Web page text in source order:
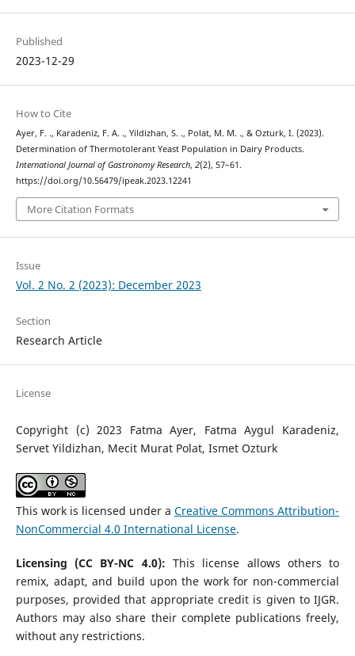
Published
2023-12-29
How to Cite
Ayer, F. ., Karadeniz, F. A. ., Yildizhan, S. ., Polat, M. M. ., & Ozturk, I. (2023).
Determination of Thermotolerant Yeast Population in Dairy Products.
International Journal of Gastronomy Research, 2(2), 57–61.
https://doi.org/10.56479/ipeak.2023.12241
More Citation Formats
Issue
Vol. 2 No. 2 (2023): December 2023
Section
Research Article
License
Copyright (c) 2023 Fatma Ayer, Fatma Aygul Karadeniz,
Servet Yildizhan, Mecit Murat Polat, Ismet Ozturk
This work is licensed under aCreative Commons Attribution-
NonCommercial 4.0 International License.
Licensing (CC BY-NC 4.0): This license allows others to
remix, adapt, and build upon the work for non-commercial
purposes, provided that appropriate credit is given to IJGR.
Authors may also share their complete publications freely,
without any restrictions.